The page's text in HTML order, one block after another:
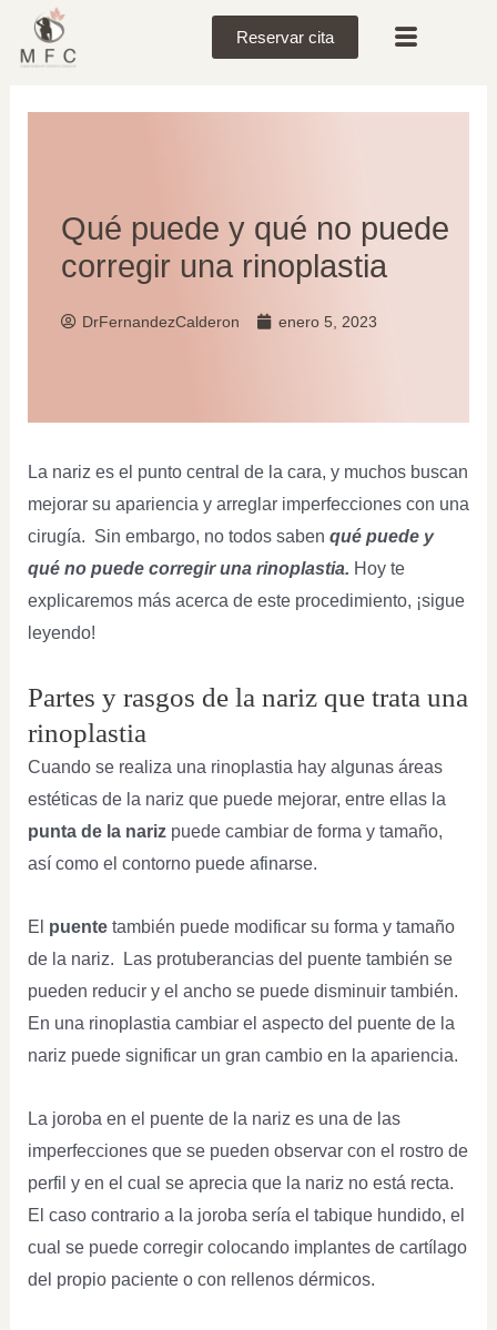
Reservar cita
Qué puede y qué no puede
corregir una rinoplastia
DrFernandezCalderon enero 5, 2023
La nariz es el punto central de la cara, y muchos buscan
mejorar su apariencia y arreglar imperfecciones con una
cirugía. Sin embargo, no todos saben qué puede y
qué no puede corregir una rinoplastia. Hoy te
explicaremos más acerca de este procedimiento, ¡sigue
leyendo!
Partes y rasgos de la nariz que trata una
rinoplastia
Cuando se realiza una rinoplastia hay algunas áreas
estéticas de la nariz que puede mejorar, entre ellas la
punta de la nariz puede cambiar de forma y tamaño,
así como el contorno puede afinarse.
El puente también puede modificar su forma y tamaño
de la nariz. Las protuberancias del puente también se
pueden reducir y el ancho se puede disminuir también.
En una rinoplastia cambiar el aspecto del puente de la
nariz puede significar un gran cambio en la apariencia.
La joroba en el puente de la nariz es una de las
imperfecciones que se pueden observar con el rostro de
perfil y en el cual se aprecia que la nariz no está recta.
El caso contrario a la joroba sería el tabique hundido, el
cual se puede corregir colocando implantes de cartílago
del propio paciente o con rellenos dérmicos.